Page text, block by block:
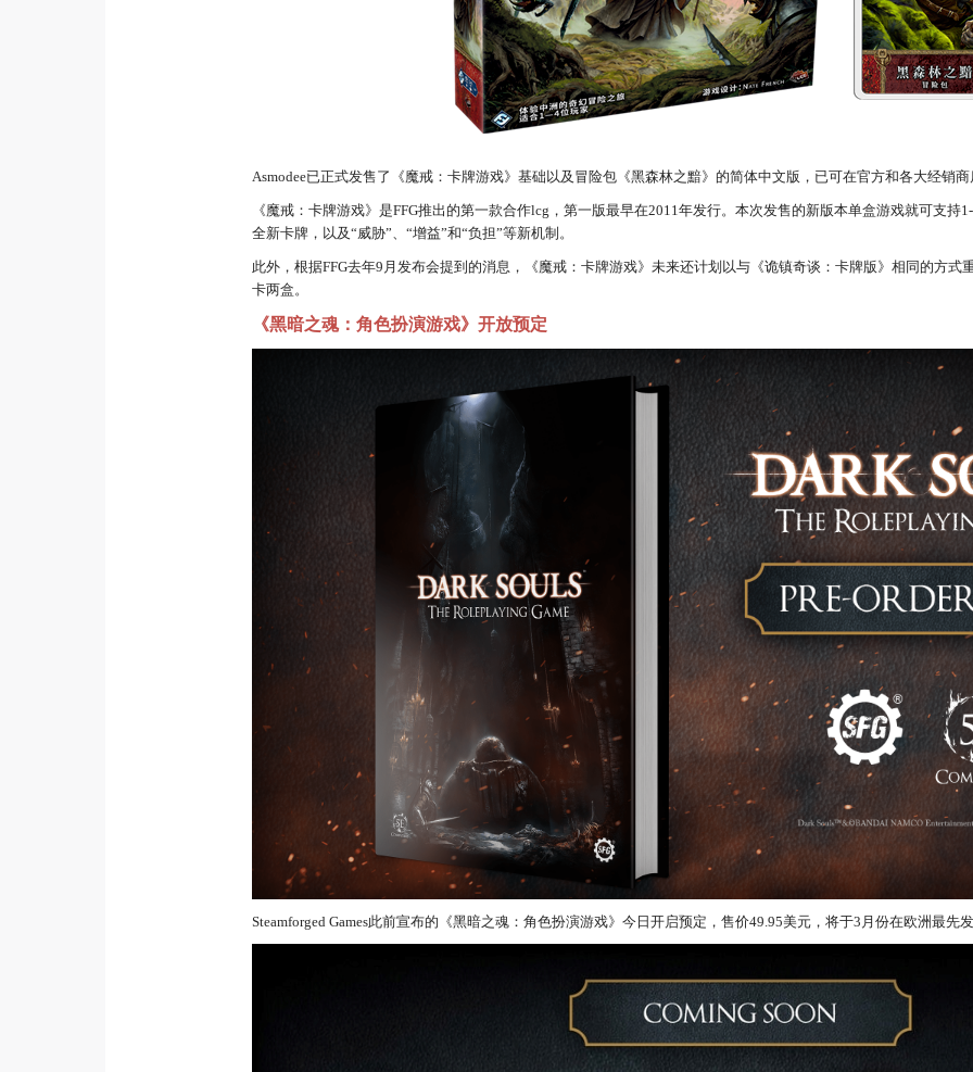
Asmodee已正式发售了《魔戒：卡牌游戏》基础以及冒险包《黑森林之黯》的简体中文版，已可在官方和各大经销
《魔戒：卡牌游戏》是FFG推出的第一款合作lcg，第一版最早在2011年发行。本次发售的新版本单盒游戏就可支持
全新卡牌，以及“威胁”、“增益”和“负担”等新机制。
此外，根据FFG去年9月发布会提到的消息，《魔戒：卡牌游戏》未来还计划以与《诡镇奇谈：卡牌版》相同的方式
卡两盒。
《黑暗之魂：角色扮演游戏》开放预定
Steamforged Games此前宣布的《黑暗之魂：角色扮演游戏》今日开启预定，售价49.95美元，将于3月份在欧洲最先